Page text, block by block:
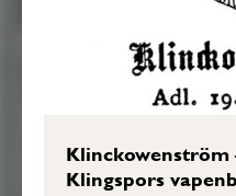
Klinckowenström
Klingspors